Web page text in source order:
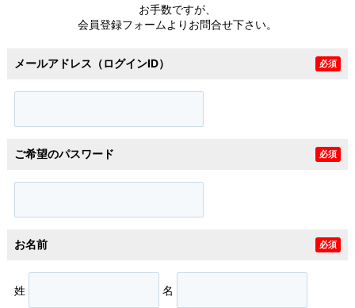
お手数ですが、
会員登録フォームよりお問合せ下さい。
メールアドレス（ログインID） 必須
ご希望のパスワード 必須
お名前 必須
姓 名